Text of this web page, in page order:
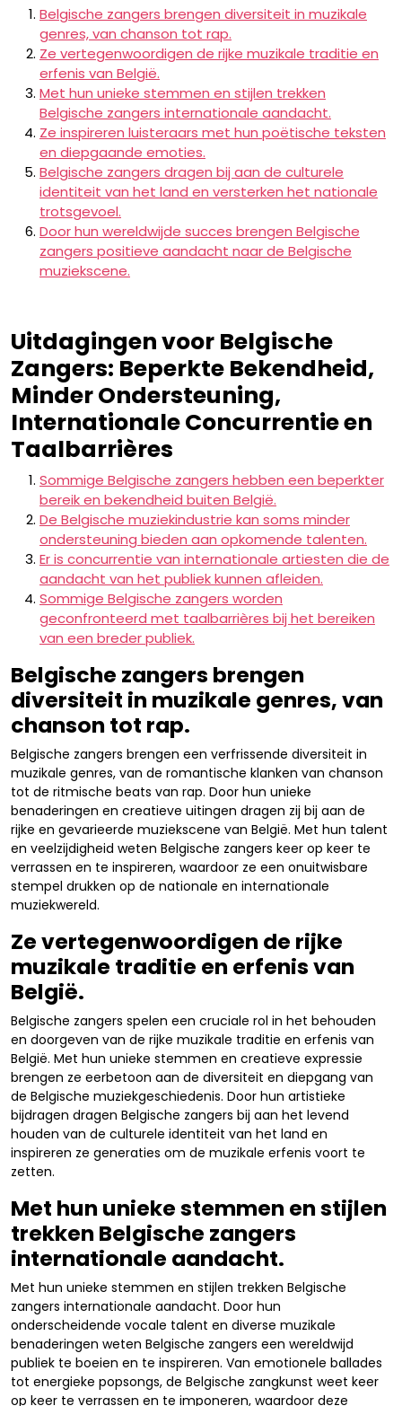
Belgische zangers brengen diversiteit in muzikale
genres, van chanson tot rap.
Ze vertegenwoordigen de rijke muzikale traditie en
erfenis van België.
Met hun unieke stemmen en stijlen trekken
Belgische zangers internationale aandacht.
Ze inspireren luisteraars met hun poëtische teksten
en diepgaande emoties.
Belgische zangers dragen bij aan de culturele
identiteit van het land en versterken het nationale
trotsgevoel.
Door hun wereldwijde succes brengen Belgische
zangers positieve aandacht naar de Belgische
muziekscene.
Uitdagingen voor Belgische
Zangers: Beperkte Bekendheid,
Minder Ondersteuning,
Internationale Concurrentie en
Taalbarrières
Sommige Belgische zangers hebben een beperkter
bereik en bekendheid buiten België.
De Belgische muziekindustrie kan soms minder
ondersteuning bieden aan opkomende talenten.
Er is concurrentie van internationale artiesten die de
aandacht van het publiek kunnen afleiden.
Sommige Belgische zangers worden
geconfronteerd met taalbarrières bij het bereiken
van een breder publiek.
Belgische zangers brengen
diversiteit in muzikale genres, van
chanson tot rap.
Belgische zangers brengen een verfrissende diversiteit in
muzikale genres, van de romantische klanken van chanson
tot de ritmische beats van rap. Door hun unieke
benaderingen en creatieve uitingen dragen zij bij aan de
rijke en gevarieerde muziekscene van België. Met hun talent
en veelzijdigheid weten Belgische zangers keer op keer te
verrassen en te inspireren, waardoor ze een onuitwisbare
stempel drukken op de nationale en internationale
muziekwereld.
Ze vertegenwoordigen de rijke
muzikale traditie en erfenis van
België.
Belgische zangers spelen een cruciale rol in het behouden
en doorgeven van de rijke muzikale traditie en erfenis van
België. Met hun unieke stemmen en creatieve expressie
brengen ze eerbetoon aan de diversiteit en diepgang van
de Belgische muziekgeschiedenis. Door hun artistieke
bijdragen dragen Belgische zangers bij aan het levend
houden van de culturele identiteit van het land en
inspireren ze generaties om de muzikale erfenis voort te
zetten.
Met hun unieke stemmen en stijlen
trekken Belgische zangers
internationale aandacht.
Met hun unieke stemmen en stijlen trekken Belgische
zangers internationale aandacht. Door hun
onderscheidende vocale talent en diverse muzikale
benaderingen weten Belgische zangers een wereldwijd
publiek te boeien en te inspireren. Van emotionele ballades
tot energieke popsongs, de Belgische zangkunst weet keer
op keer te verrassen en te imponeren, waardoor deze